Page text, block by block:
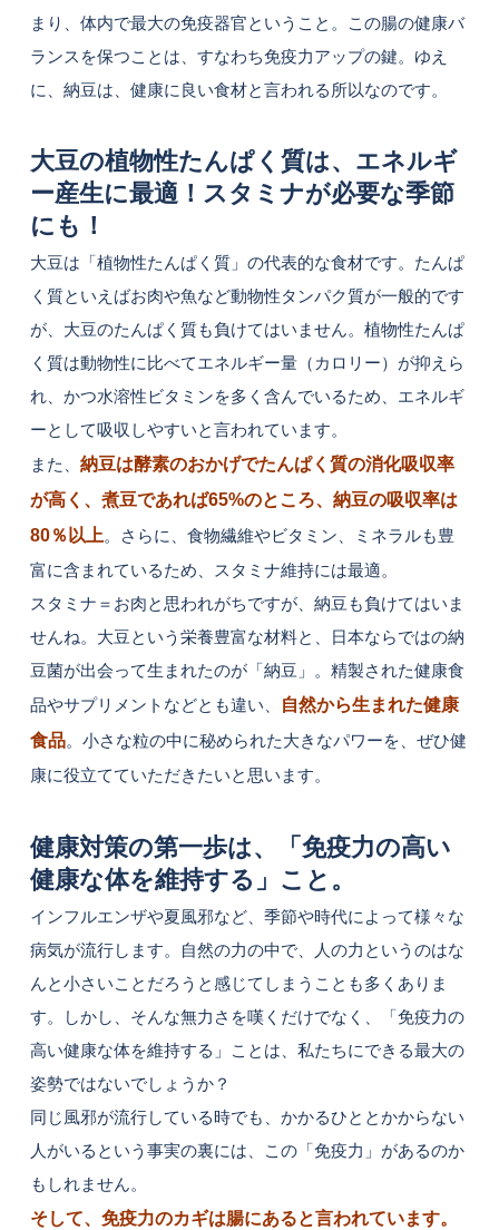
まり、体内で最大の免疫器官ということ。この腸の健康バ
ランスを保つことは、すなわち免疫力アップの鍵。ゆえ
に、納豆は、健康に良い食材と言われる所以なのです。
大豆の植物性たんぱく質は、エネルギ
ー産生に最適！スタミナが必要な季節
にも！
大豆は「植物性たんぱく質」の代表的な食材です。たんぱ
く質といえばお肉や魚など動物性タンパク質が一般的です
が、大豆のたんぱく質も負けてはいません。植物性たんぱ
く質は動物性に比べてエネルギー量（カロリー）が抑えら
れ、かつ水溶性ビタミンを多く含んでいるため、エネルギ
ーとして吸収しやすいと言われています。
また、納豆は酵素のおかげでたんぱく質の消化吸収率
が高く、煮豆であれば65%のところ、納豆の吸収率は
80％以上。さらに、食物繊維やビタミン、ミネラルも豊
富に含まれているため、スタミナ維持には最適。
スタミナ＝お肉と思われがちですが、納豆も負けてはいま
せんね。大豆という栄養豊富な材料と、日本ならではの納
豆菌が出会って生まれたのが「納豆」。精製された健康食
品やサプリメントなどとも違い、 自然から生まれた健康
食品。小さな粒の中に秘められた大きなパワーを、ぜひ健
康に役立てていただきたいと思います。
健康対策の第一歩は、「免疫力の高い
健康な体を維持する」こと。
インフルエンザや夏風邪など、季節や時代によって様々な
病気が流行します。自然の力の中で、人の力というのはな
んと小さいことだろうと感じてしまうことも多くありま
す。しかし、そんな無力さを嘆くだけでなく、「免疫力の
高い健康な体を維持する」ことは、私たちにできる最大の
姿勢ではないでしょうか？
同じ風邪が流行している時でも、かかるひととかからない
人がいるという事実の裏には、この「免疫力」があるのか
もしれません。
そして、免疫力のカギは腸にあると言われています。